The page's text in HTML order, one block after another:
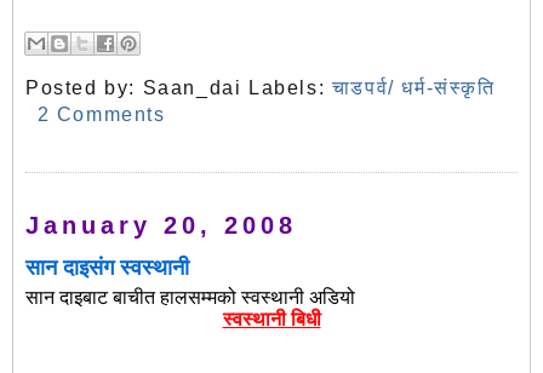
Posted by: Saan_dai Labels:चाडपर्व/ धर्म-संस्कृति
2 Comments
January 20, 2008
सान दाइसंग स्वस्थानी
सान दाइबाट बाचीत हालसम्मको स्वस्थानी अडियो
स्वस्थानी बिधी